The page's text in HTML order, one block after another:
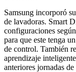
Samsung incorporó
de lavadoras. Smart
configuraciones
para que este tenga
de control. También
aprendizaje
anteriores jornadas